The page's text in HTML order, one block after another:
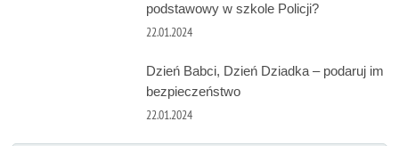
podstawowy w szkole Policji?
22.01.2024
Dzień Babci, Dzień Dziadka – podaruj im
bezpieczeństwo
22.01.2024